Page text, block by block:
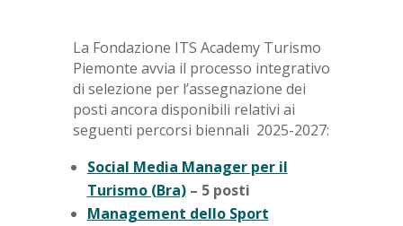
La Fondazione ITS Academy Turismo
Piemonte avvia il processo integrativo
di selezione per l’assegnazione dei
posti ancora disponibili relativi ai
seguenti percorsi biennali 2025-2027:
Social Media Manager per il
Turismo (Bra)– 5 posti
Management dello Sport